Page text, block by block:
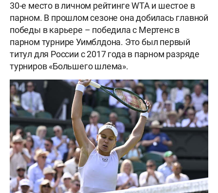
30-е место в личном рейтинге WTA и шестое в
парном. В прошлом сезоне она добилась главной
победы в карьере – победила с Мертенс в
парном турнире Уимблдона. Это был первый
титул для России с 2017 года в парном разряде
турниров «Большего шлема».